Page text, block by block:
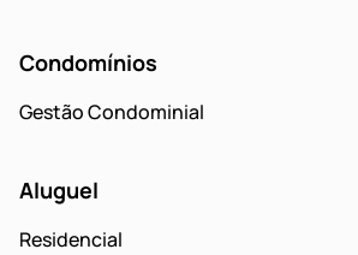
Condomínios
Gestão Condominial
Aluguel
Residencial